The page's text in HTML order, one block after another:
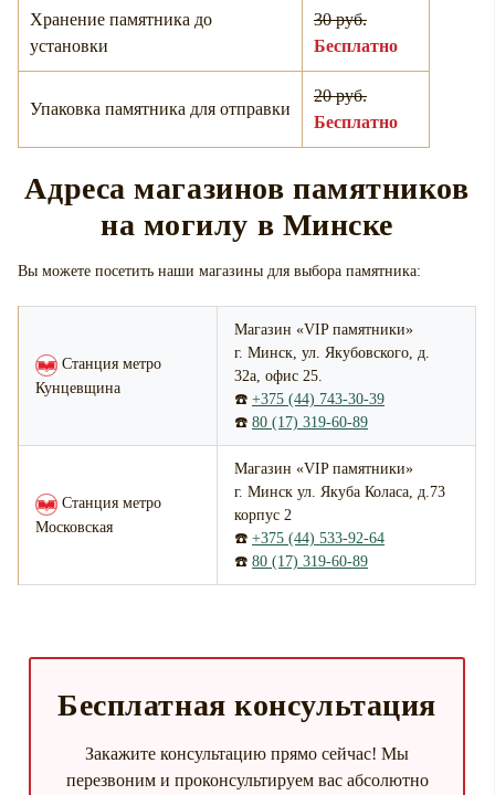
Хранение памятника до
установки
30 руб.
Бесплатно
Упаковка памятника для отправки
20 руб.
Бесплатно
Адреса магазинов памятников
на могилу в Минске
Вы можете посетить наши магазины для выбора памятника:
Станция метро
Кунцевщина
Магазин «VIP памятники»
г. Минск, ул. Якубовского, д.
32а, офис 25.
☎️ +375 (44) 743-30-39
☎️ 80 (17) 319-60-89
Станция метро
Московская
Магазин «VIP памятники»
г. Минск ул. Якуба Коласа, д.73
корпус 2
☎️ +375 (44) 533-92-64
☎️ 80 (17) 319-60-89
Бесплатная консультация
Закажите консультацию прямо сейчас! Мы
перезвоним и проконсультируем вас абсолютно